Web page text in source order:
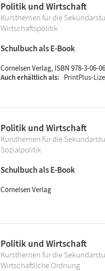
Politik und Wirtschaft
Kursthemen für die
Wirtschaftspolitik
Schulbuch als E-Book
Cornelsen Verlag, ISBN 978-3-06-
Auch erhältlich als
PrintPlus-
Politik und Wirtschaft
Kursthemen für die
Sozialpolitik
Schulbuch als E-Book
Cornelsen Verlag
Politik und Wirtschaft
Kursthemen für die
Wirtschaftliche Ordnung